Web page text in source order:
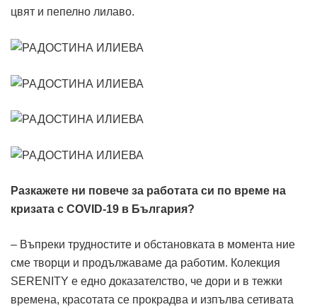
цвят и пепелно лилаво.
Разкажете ни повече за работата си по време на
кризата с COVID-19 в България?
– Въпреки трудностите и обстановката в момента ние
сме творци и продължаваме да работим. Колекция
SERENITY е едно доказателство, че дори и в тежки
времена, красотата се прокрадва и изпълва сетивата